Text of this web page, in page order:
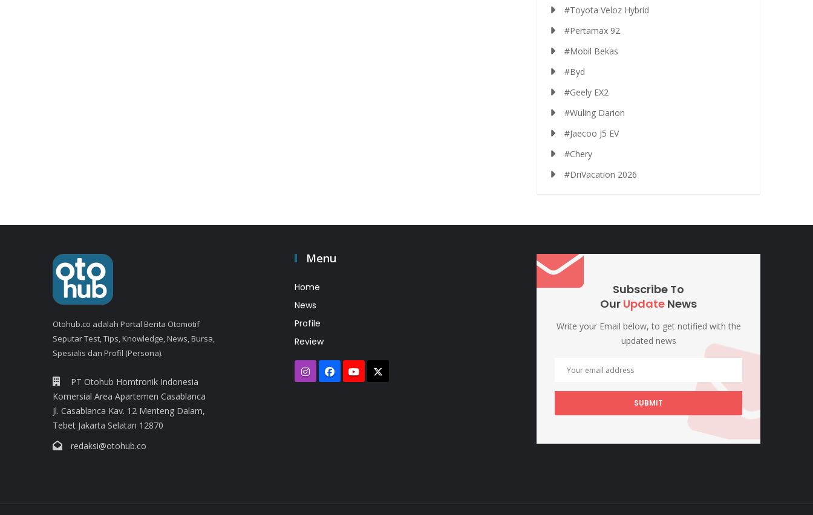
#Toyota Veloz Hybrid
#Pertamax 92
#Mobil Bekas
#Byd
#Geely EX2
#Wuling Darion
#Jaecoo J5 EV
#Chery
#DriVacation 2026
Otohub.co adalah Portal Berita Otomotif
Seputar Test, Tips, Knowledge, News, Bursa,
Spesialis dan Profil (Persona).
PT Otohub Homtronik Indonesia
Komersial Area Apartemen Casablanca
Jl. Casablanca Kav. 12 Menteng Dalam,
Tebet Jakarta Selatan 12870
redaksi@otohub.co
Menu
Home
News
Profile
Review
Subscribe To
Our Update News
Write your Email below, to get notified with the
updated news
SUBMIT